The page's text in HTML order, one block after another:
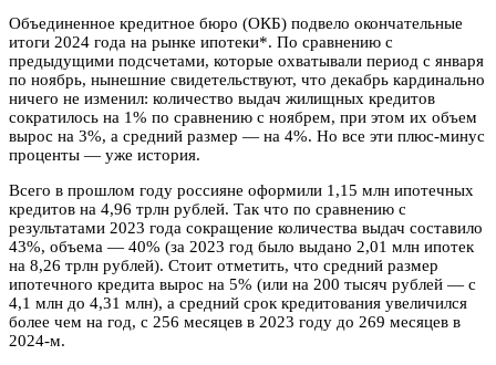
Объединенное кредитное бюро (ОКБ) подвело окончательные
итоги 2024 года на рынке ипотеки*. По сравнению с
предыдущими подсчетами, которые охватывали период с января
по ноябрь, нынешние свидетельствуют, что декабрь кардинально
ничего не изменил: количество выдач жилищных кредитов
сократилось на 1% по сравнению с ноябрем, при этом их объем
вырос на 3%, а средний размер — на 4%. Но все эти плюс-минус
проценты — уже история.
Всего в прошлом году россияне оформили 1,15 млн ипотечных
кредитов на 4,96 трлн рублей. Так что по сравнению с
результатами 2023 года сокращение количества выдач составило
43%, объема — 40% (за 2023 год было выдано 2,01 млн ипотек
на 8,26 трлн рублей). Стоит отметить, что средний размер
ипотечного кредита вырос на 5% (или на 200 тысяч рублей — с
4,1 млн до 4,31 млн), а средний срок кредитования увеличился
более чем на год, с 256 месяцев в 2023 году до 269 месяцев в
2024-м.